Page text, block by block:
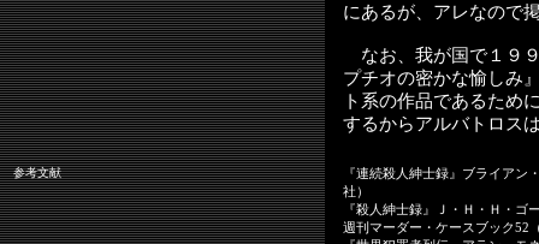
にあるが、アレなので
なお、我が国で１９
プチオの密かな愉しみ
ト系の作品であるため
するからアルバトロス
参考文献
『連続殺人紳士録』ブライア
社）
『殺人紳士録』Ｊ・Ｈ・Ｈ・ゴ
週刊マーダー・ケースブック52